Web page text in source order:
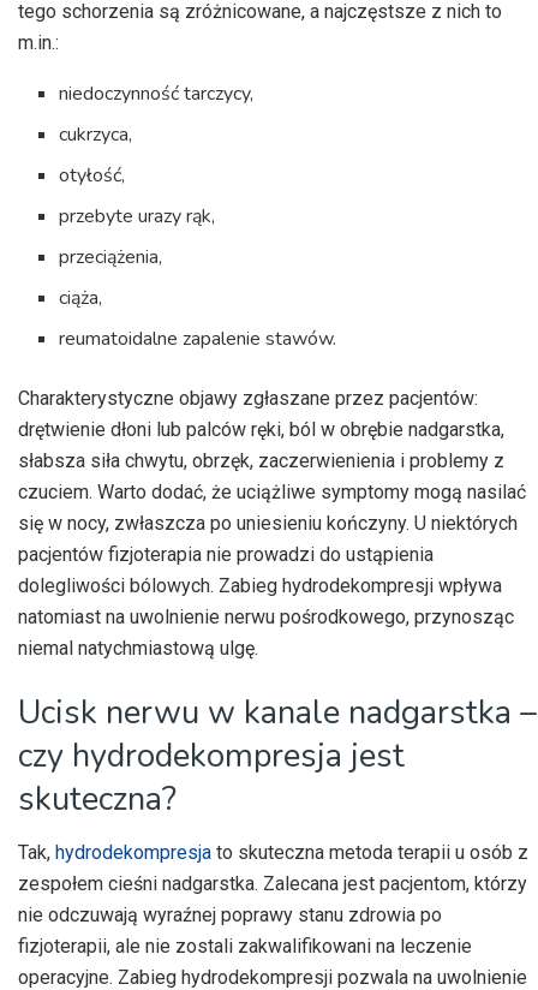
tego schorzenia są zróżnicowane, a najczęstsze z nich to
m.in.:
niedoczynność tarczycy,
cukrzyca,
otyłość,
przebyte urazy rąk,
przeciążenia,
ciąża,
reumatoidalne zapalenie stawów.
Charakterystyczne objawy zgłaszane przez pacjentów:
drętwienie dłoni lub palców ręki, ból w obrębie nadgarstka,
słabsza siła chwytu, obrzęk, zaczerwienienia i problemy z
czuciem. Warto dodać, że uciążliwe symptomy mogą nasilać
się w nocy, zwłaszcza po uniesieniu kończyny. U niektórych
pacjentów fizjoterapia nie prowadzi do ustąpienia
dolegliwości bólowych. Zabieg hydrodekompresji wpływa
natomiast na uwolnienie nerwu pośrodkowego, przynosząc
niemal natychmiastową ulgę.
Ucisk nerwu w kanale nadgarstka –
czy hydrodekompresja jest
skuteczna?
Tak, hydrodekompresja to skuteczna metoda terapii u osób z
zespołem cieśni nadgarstka. Zalecana jest pacjentom, którzy
nie odczuwają wyraźnej poprawy stanu zdrowia po
fizjoterapii, ale nie zostali zakwalifikowani na leczenie
operacyjne. Zabieg hydrodekompresji pozwala na uwolnienie